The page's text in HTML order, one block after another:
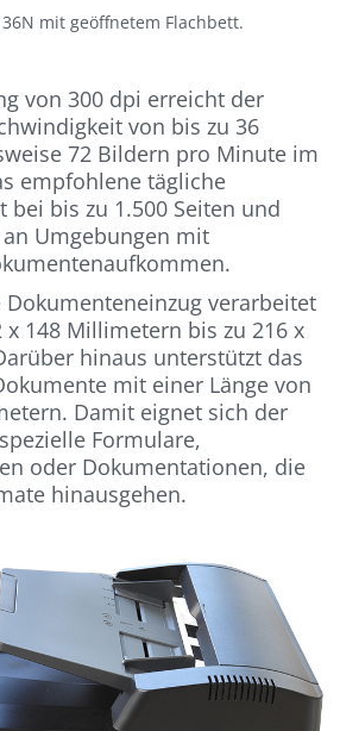
mit geöffnetem Flachbett.
von 300 dpi erreicht der
von bis zu 36
72 Bildern pro Minute im
empfohlene tägliche
bei bis zu 1.500 Seiten und
Umgebungen mit
verarbeitet
x 148 Millimetern bis zu 216 x
hinaus unterstützt das
mit einer Länge von
Damit eignet sich der
Formulare,
oder Dokumentationen, die
hinausgehen.